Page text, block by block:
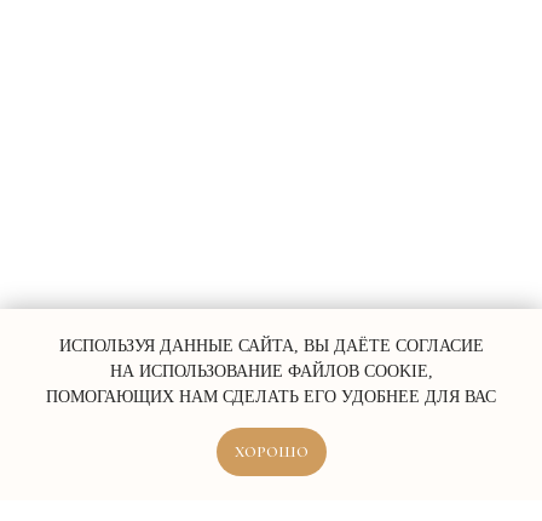
ИСПОЛЬЗУЯ ДАННЫЕ САЙТА, ВЫ ДАЁТЕ СОГЛАСИЕ
НА ИСПОЛЬЗОВАНИЕ ФАЙЛОВ COOKIE,
ПОМОГАЮЩИХ НАМ СДЕЛАТЬ ЕГО УДОБНЕЕ ДЛЯ ВАС
ХОРОШО